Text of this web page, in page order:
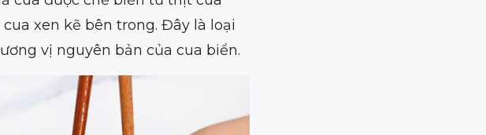
xen kẽ bên trong. Đây là loại
vị nguyên bản của cua biển.